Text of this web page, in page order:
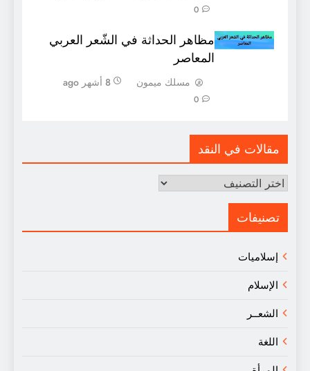
0
مظاهر الحداثة في الشّعر العربي
المعاصر
مسلك ميمون 8 أشهر ago
0
مقالات في النقد
مقالات
النقد
تصنيفات
إسلاميات
الإسلام
الشعــر
اللغة